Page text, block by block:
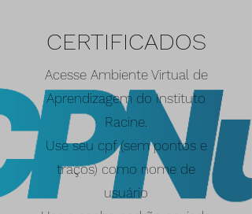
CERTIFICADOS
Acesse Ambiente Virtual de
Aprendizagem do Instituto
Racine.
Use seu cpf (sem pontos e
traços) como nome de
usuário